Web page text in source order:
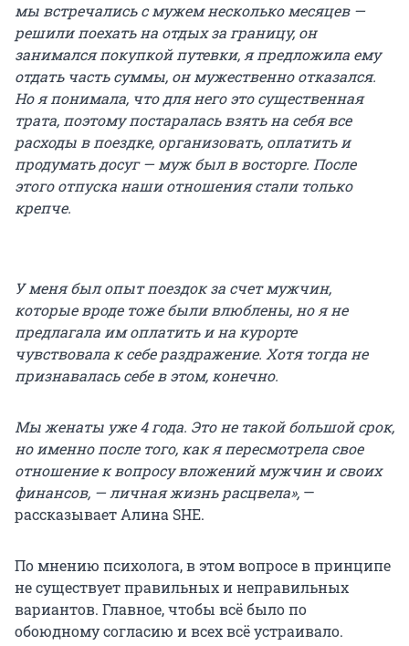
мы встречались с мужем несколько месяцев —
решили поехать на отдых за границу, он
занимался покупкой путевки, я предложила ему
отдать часть суммы, он мужественно отказался.
Но я понимала, что для него это существенная
трата, поэтому постаралась взять на себя все
расходы в поездке, организовать, оплатить и
продумать досуг — муж был в восторге. После
этого отпуска наши отношения стали только
крепче.
У меня был опыт поездок за счет мужчин,
которые вроде тоже были влюблены, но я не
предлагала им оплатить и на курорте
чувствовала к себе раздражение. Хотя тогда не
признавалась себе в этом, конечно.
Мы женаты уже 4 года. Это не такой большой срок,
но именно после того, как я пересмотрела свое
отношение к вопросу вложений мужчин и своих
финансов, — личная жизнь расцвела», —
рассказывает Алина SHE.
По мнению психолога, в этом вопросе в принципе
не существует правильных и неправильных
вариантов. Главное, чтобы всё было по
обоюдному согласию и всех всё устраивало.